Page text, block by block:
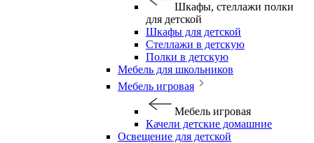
Шкафы, стеллажи полки
для детской
Шкафы для детской
Стеллажи в детскую
Полки в детскую
Мебель для школьников
Мебель игровая
Мебель игровая
Качели детские домашние
Освещение для детской